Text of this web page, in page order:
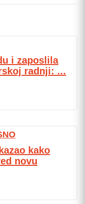
i zaposlila
radnji: ...
kako
novu